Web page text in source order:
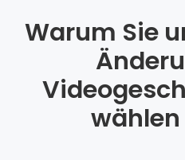
Warum Sie